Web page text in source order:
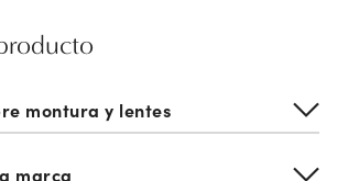
montura y lentes
marca